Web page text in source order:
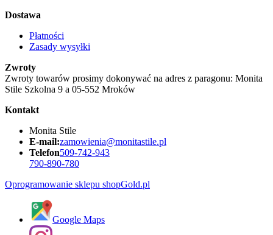
Dostawa
Płatności
Zasady wysyłki
Zwroty
Zwroty towarów prosimy dokonywać na adres z paragonu: Monita
Stile Szkolna 9 a 05-552 Mroków
Kontakt
Monita Stile
E-mail:zamowienia@monitastile.pl
Telefon509-742-943
790-890-780
Oprogramowanie sklepu shopGold.pl
Google Maps